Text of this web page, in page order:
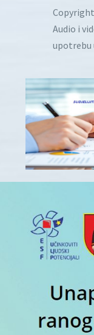
Audio i
upotrebu